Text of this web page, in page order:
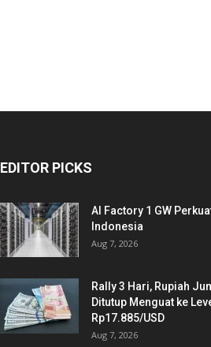
EDITOR PICKS
AI Factory 1 GW
Indonesia
Aug 7, 2026
Rally 3 Hari, Rupiah
Ditutup Menguat ke
Rp17.885/USD
Aug 7, 2026